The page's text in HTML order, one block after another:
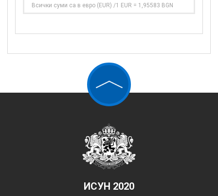
Всички суми са в евро (EUR) /1 EUR = 1,95583 BGN
ИСУН 2020